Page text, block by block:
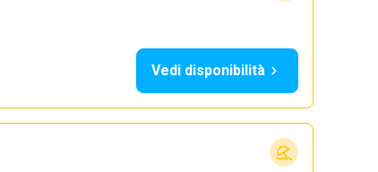
Vedi disponibilità